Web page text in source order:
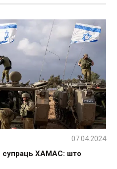
супраць ХАМАС: што
07.04.2024